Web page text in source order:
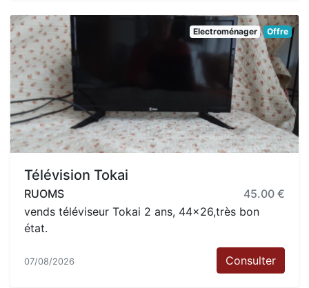
Electroménager Offre
Télévision Tokai
RUOMS
45.00 €
vends téléviseur Tokai 2 ans, 44x26,très bon
état.
07/08/2026 Consulter